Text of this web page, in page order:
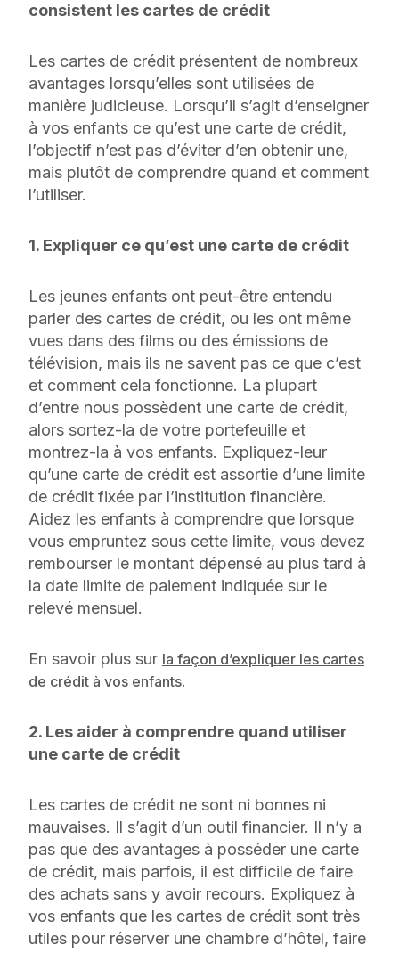
consistent les cartes de crédit
Les cartes de crédit présentent de nombreux
avantages lorsqu’elles sont utilisées de
manière judicieuse. Lorsqu’il s’agit d’enseigner
à vos enfants ce qu’est une carte de crédit,
l’objectif n’est pas d’éviter d’en obtenir une,
mais plutôt de comprendre quand et comment
l’utiliser.
1. Expliquer ce qu’est une carte de crédit
Les jeunes enfants ont peut-être entendu
parler des cartes de crédit, ou les ont même
vues dans des films ou des émissions de
télévision, mais ils ne savent pas ce que c’est
et comment cela fonctionne. La plupart
d’entre nous possèdent une carte de crédit,
alors sortez-la de votre portefeuille et
montrez-la à vos enfants. Expliquez-leur
qu’une carte de crédit est assortie d’une limite
de crédit fixée par l’institution financière.
Aidez les enfants à comprendre que lorsque
vous empruntez sous cette limite, vous devez
rembourser le montant dépensé au plus tard à
la date limite de paiement indiquée sur le
relevé mensuel.
En savoir plus sur la façon d’expliquer les cartes
de crédit à vos enfants.
2. Les aider à comprendre quand utiliser
une carte de crédit
Les cartes de crédit ne sont ni bonnes ni
mauvaises. Il s’agit d’un outil financier. Il n’y a
pas que des avantages à posséder une carte
de crédit, mais parfois, il est difficile de faire
des achats sans y avoir recours. Expliquez à
vos enfants que les cartes de crédit sont très
utiles pour réserver une chambre d’hôtel, faire